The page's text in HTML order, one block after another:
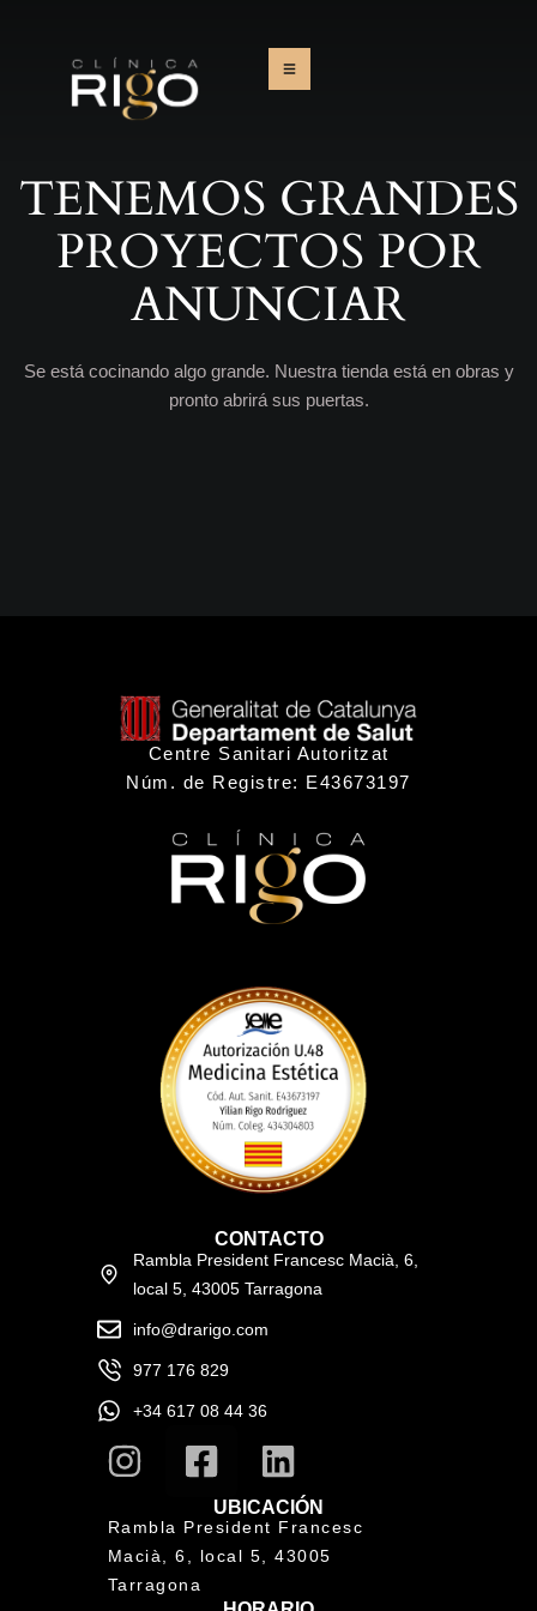
TENEMOS GRANDES
PROYECTOS POR
ANUNCIAR
Se está cocinando algo grande. Nuestra tienda está en obras y
pronto abrirá sus puertas.
Centre Sanitari Autoritzat
Núm. de Registre: E43673197
CONTACTO
Rambla President Francesc Macià, 6,
local 5, 43005 Tarragona
info@drarigo.com
977 176 829
+34 617 08 44 36
UBICACIÓN
Rambla President Francesc
Macià, 6, local 5, 43005
Tarragona